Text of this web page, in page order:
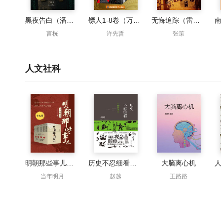
言桄 许先哲 张策
人文社科
当年明月 赵越
大脑离心机
王路路